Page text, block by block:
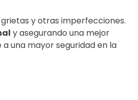
y otras imperfecciones.
y asegurando una mejor
una mayor seguridad en la